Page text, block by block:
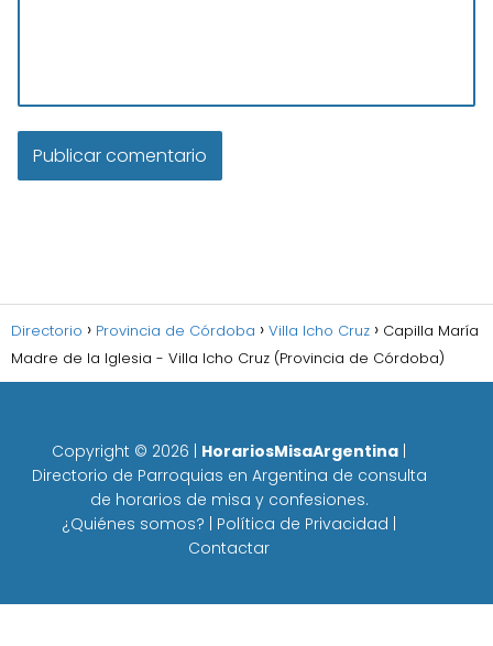
Directorio Provincia de Córdoba Villa Icho Cruz
Capilla María
Madre de la Iglesia - Villa Icho Cruz (Provincia de Córdoba)
Copyright © 2026 HorariosMisaArgentina
Directorio de Parroquias en Argentina de consulta
de horarios de misa y confesiones.
¿Quiénes somos?
Política de Privacidad
Contactar